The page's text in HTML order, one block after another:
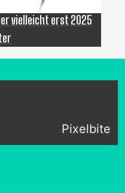
vielleicht erst 2025
Pixelbite